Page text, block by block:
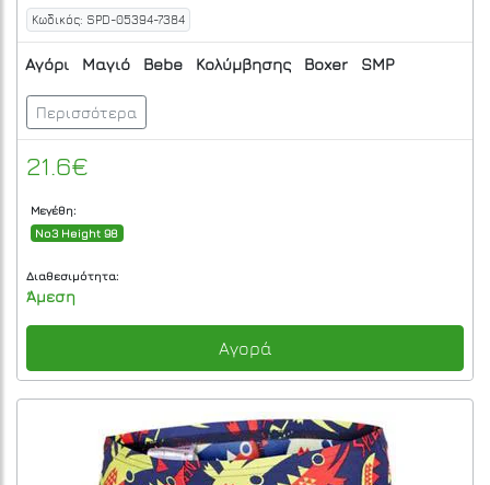
Κωδικός: SPD-05394-7384
Αγόρι Μαγιό Bebe Κολύμβησης Boxer SMP
Περισσότερα
21.6€
Μεγέθη:
No3 Height 98
Διαθεσιμότητα:
Άμεση
Αγορά